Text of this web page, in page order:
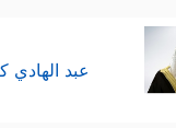
عبد الهادي